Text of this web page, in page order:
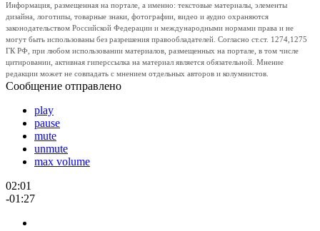
Информация, размещенная на портале, а именно: текстовые материалы, элементы
дизайна, логотипы, товарные знаки, фотографии, видео и аудио охраняются
законодательством Российской Федерации и международными нормами права и не
могут быть использованы без разрешения правообладателей. Согласно ст.ст. 1274,1275
ГК РФ, при любом использовании материалов, размещенных на портале, в том числе
цитировании, активная гиперссылка на материал является обязательной. Мнение
редакции может не совпадать с мнением отдельных авторов и колумнистов.
Сообщение отправлено
play
pause
mute
unmute
max volume
02:01
-01:27